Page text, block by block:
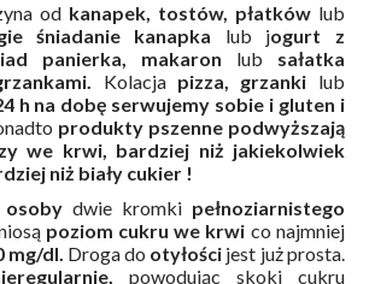
od kanapek, tostów, płatków lub
śniadanie kanapka lub jogurt z
panierka, makaron lub sałatka
Kolacja pizza, grzanki lub
h na dobę serwujemy sobie i gluten i
produkty pszenne podwyższają
we krwi, bardziej niż jakiekolwiek
niż biały cukier !
osoby dwie kromki pełnoziarnistego
poziom cukru we krwi co najmniej
mg/dl. Droga do otyłości jest już prosta.
powodując skoki cukru